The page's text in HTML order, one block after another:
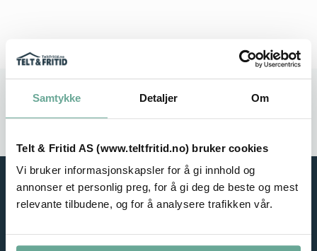
Samtykke Detaljer Om
Telt & Fritid AS (www.teltfritid.no) bruker cookies
Vi bruker informasjonskapsler for å gi innhold og
annonser et personlig preg, for å gi deg de beste og mest
relevante tilbudene, og for å analysere trafikken vår.
Stort utvalg